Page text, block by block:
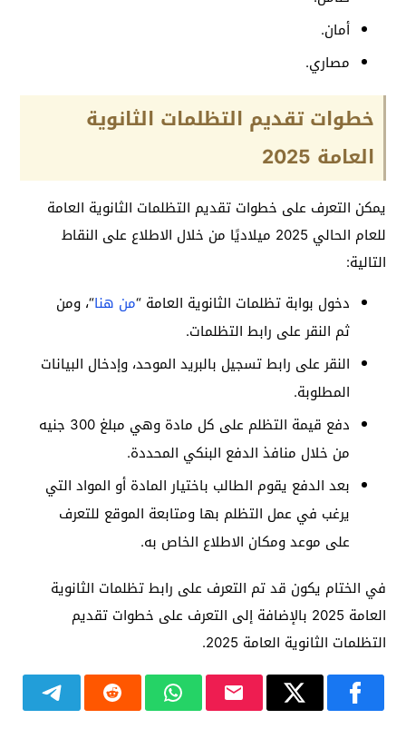
أمان.
مصاري.
خطوات تقديم التظلمات الثانوية
العامة 2025
يمكن التعرف على خطوات تقديم التظلمات الثانوية العامة
للعام الحالي 2025 ميلاديًا من خلال الاطلاع على النقاط
التالية:
دخول بوابة تظلمات الثانوية العامة “من هنا“، ومن
ثم النقر على رابط التظلمات.
النقر على رابط تسجيل بالبريد الموحد، وإدخال البيانات
المطلوبة.
دفع قيمة التظلم على كل مادة وهي مبلغ 300 جنيه
من خلال منافذ الدفع البنكي المحددة.
بعد الدفع يقوم الطالب باختيار المادة أو المواد التي
يرغب في عمل التظلم بها ومتابعة الموقع للتعرف
على موعد ومكان الاطلاع الخاص به.
في الختام يكون قد تم التعرف على رابط تظلمات الثانوية
العامة 2025 بالإضافة إلى التعرف على خطوات تقديم
التظلمات الثانوية العامة 2025.